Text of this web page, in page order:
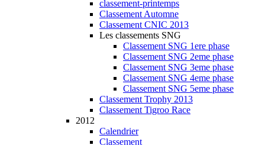
classement-printemps
Classement Automne
Classement CNIC 2013
Les classements SNG
Classement SNG 1ere phase
Classement SNG 2eme phase
Classement SNG 3eme phase
Classement SNG 4eme phase
Classement SNG 5eme phase
Classement Trophy 2013
Classement Tigroo Race
2012
Calendrier
Classement